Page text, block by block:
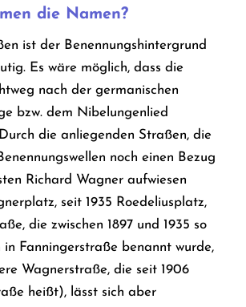
die Namen?
ist der Benennungshintergrund
Es wäre möglich, dass die
nach der germanischen
bzw. dem Nibelungenlied
die anliegenden Straßen, die
noch einen Bezug
Richard Wagner aufwiesen
seit 1935 Roedeliusplatz,
die zwischen 1897 und 1935 so
in Fanningerstraße benannt wurde,
Wagnerstraße, die seit 1906
heißt), lässt sich aber